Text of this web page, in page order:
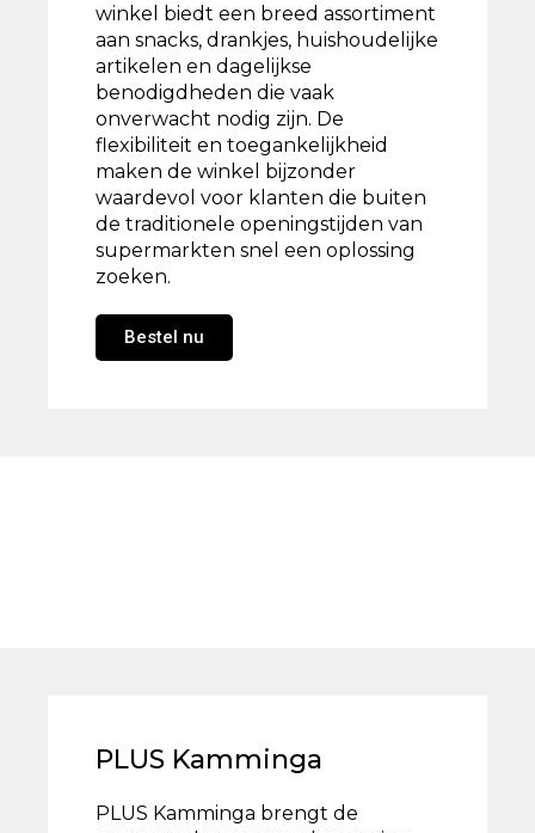
winkel biedt een breed assortiment
aan snacks, drankjes, huishoudelijke
artikelen en dagelijkse
benodigdheden die vaak
onverwacht nodig zijn. De
flexibiliteit en toegankelijkheid
maken de winkel bijzonder
waardevol voor klanten die buiten
de traditionele openingstijden van
supermarkten snel een oplossing
zoeken.
Bestel nu
PLUS Kamminga
PLUS Kamminga brengt de